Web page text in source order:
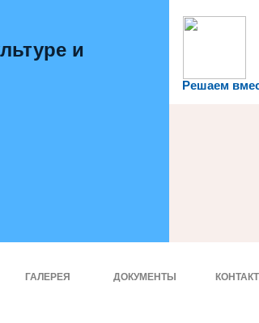
Решаем
и
ГАЛЕРЕЯ ДОКУМЕНТЫ